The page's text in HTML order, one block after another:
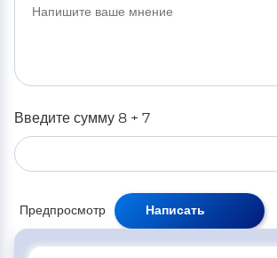
Введите сумму 8 + 7